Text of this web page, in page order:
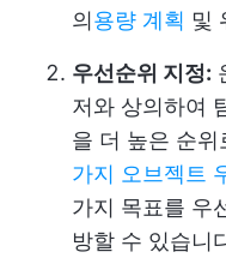
의용량 계획 및
우선순위 지정:
저와 상의하여
을 더 높은 순
가지 오브젝트
가지 목표를 우
방할 수 있습니